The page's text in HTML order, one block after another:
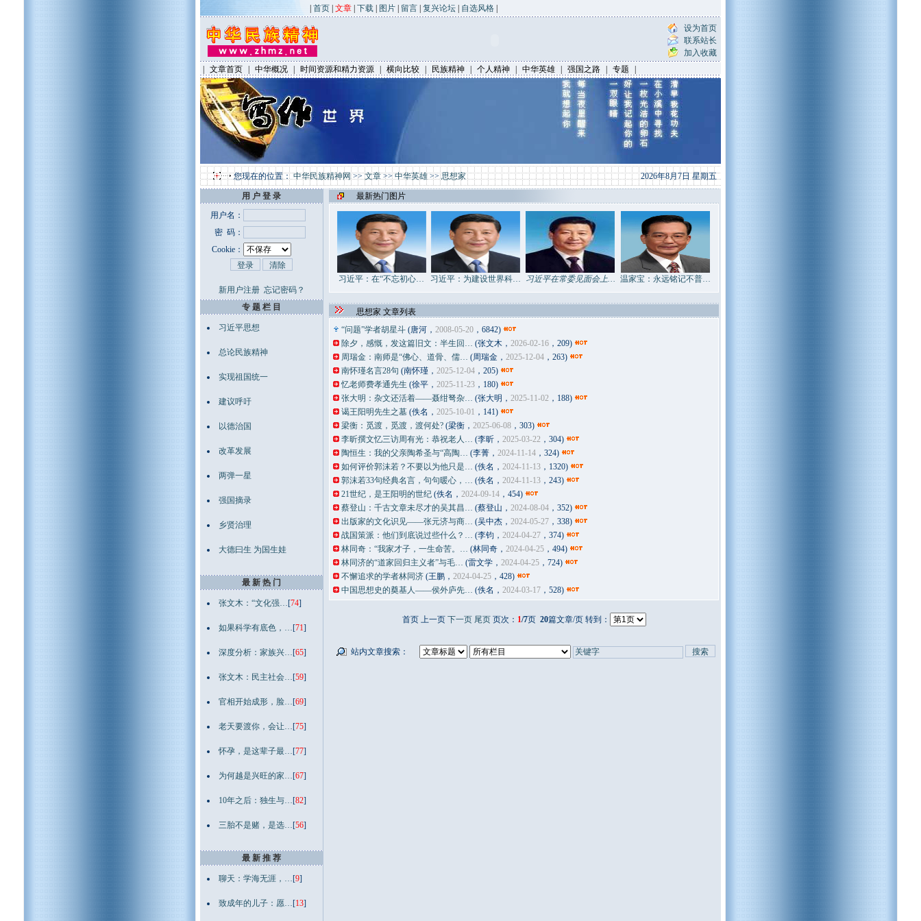
首页 文章 下载 图片 留言 复兴论坛 自选风格
设为首页
联系站长
加入收藏
文章首页 中华概况 时间资源和精力资源 横向比较 民族精神 个人精神 中华英雄 强国之路 专题
您现在的位置：中华民族精神网>>文章>>中华英雄>>思想家 2026年8月7日 星期五
用 户 登 录
用户名：
密 码：
Cookie：
新用户注册 忘记密码？
专 题 栏 目
习近平思想
总论民族精神
实现祖国统一
建议呼吁
以德治国
改革发展
两弹一星
强国摘录
乡贤治理
大德曰生 为国生娃
最 新 热 门
张文木：“文化强…[74]
如果科学有底色，…[71]
深度分析：家族兴…[65]
张文木：民主社会…[59]
官相开始成形，脸…[69]
老天要渡你，会让…[75]
怀孕，是这辈子最…[77]
为何越是兴旺的家…[67]
10年之后：独生与…[82]
三胎不是赌，是选…[56]
最 新 推 荐
聊天：学海无涯，…[9]
致成年的儿子：愿…[13]
最新热门图片
习近平：在“不忘初心… 习近平：为建设世界科… 习近平在常委见面会上… 温家宝：永远铭记不普…
思想家 文章列表
“问题”学者胡星斗 (唐河， 2008-05-20 ，6842)
除夕，感慨，发这篇旧文：半生回… (张文木， 2026-02-16 ，209)
周瑞金：南师是“佛心、道骨、儒… (周瑞金， 2025-12-04 ，263)
南怀瑾名言28句 (南怀瑾， 2025-12-04 ，205)
忆老师费孝通先生 (徐平， 2025-11-23 ，180)
张大明：杂文还活着——聂绀弩杂… (张大明， 2025-11-02 ，188)
谒王阳明先生之墓 (佚名， 2025-10-01 ，141)
梁衡：觅渡，觅渡，渡何处? (梁衡， 2025-06-08 ，303)
李昕撰文忆三访周有光：恭祝老人… (李昕， 2025-03-22 ，304)
陶恒生：我的父亲陶希圣与“高陶… (李菁， 2024-11-14 ，324)
如何评价郭沫若？不要以为他只是… (佚名， 2024-11-13 ，1320)
郭沫若33句经典名言，句句暖心，… (佚名， 2024-11-13 ，243)
21世纪，是王阳明的世纪 (佚名， 2024-09-14 ，454)
蔡登山：千古文章未尽才的吴其昌… (蔡登山， 2024-08-04 ，352)
出版家的文化识见——张元济与商… (吴中杰， 2024-05-27 ，338)
战国策派：他们到底说过些什么？… (李钧， 2024-04-27 ，374)
林同奇：“我家才子，一生命苦。… (林同奇， 2024-04-25 ，494)
林同济的“道家回归主义者”与毛… (雷文学， 2024-04-25 ，724)
不懈追求的学者林同济 (王鹏， 2024-04-25 ，428)
中国思想史的奠基人——侯外庐先… (佚名， 2024-03-17 ，528)
首页 上一页 下一页 尾页页次： 1/7页 20篇文章/页 转到：
站内文章搜索：